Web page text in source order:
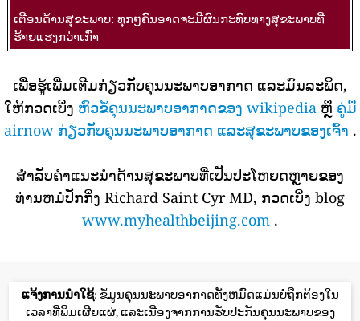
ເຕືອນດ້ານສຸຂະພາບ: ທຸກໆຄົນອາດຈະມີຜົນກະທົບທາງສຸຂະພາບທີ່
ຮ້າຍແຮງກວ່າເກົ່າ
ເພື່ອຮູ້ເພີ່ມເຕີມກ່ຽວກັບຄຸນນະພາບອາກາດ ແລະມົນລະພິດ,
ໃຫ້ກວດເບິ່ງ ຫົວຂໍ້ຄຸນນະພາບອາກາດຂອງ wikipediaຫຼື ຄູ່ມື
airnow ກ່ຽວກັບຄຸນນະພາບອາກາດ ແລະສຸຂະພາບຂອງເຈົ້າ .
ສໍາລັບຄໍາແນະນໍາດ້ານສຸຂະພາບທີ່ເປັນປະໂຫຍດຫຼາຍຂອງ
ທ່ານຫມໍປັກກິ່ງ Richard Saint Cyr MD, ກວດເບິ່ງ blog
www.myhealthbeijing.com .
ແຈ້ງການນໍາໃຊ້: ຂໍ້ມູນຄຸນນະພາບອາກາດທັງຫມົດແມ່ນບໍ່ຖືກຕ້ອງໃນ
ເວລາທີ່ພິມເຜີຍແຜ່, ແລະເນື່ອງຈາກການຮັບປະກັນຄຸນນະພາບຂອງ